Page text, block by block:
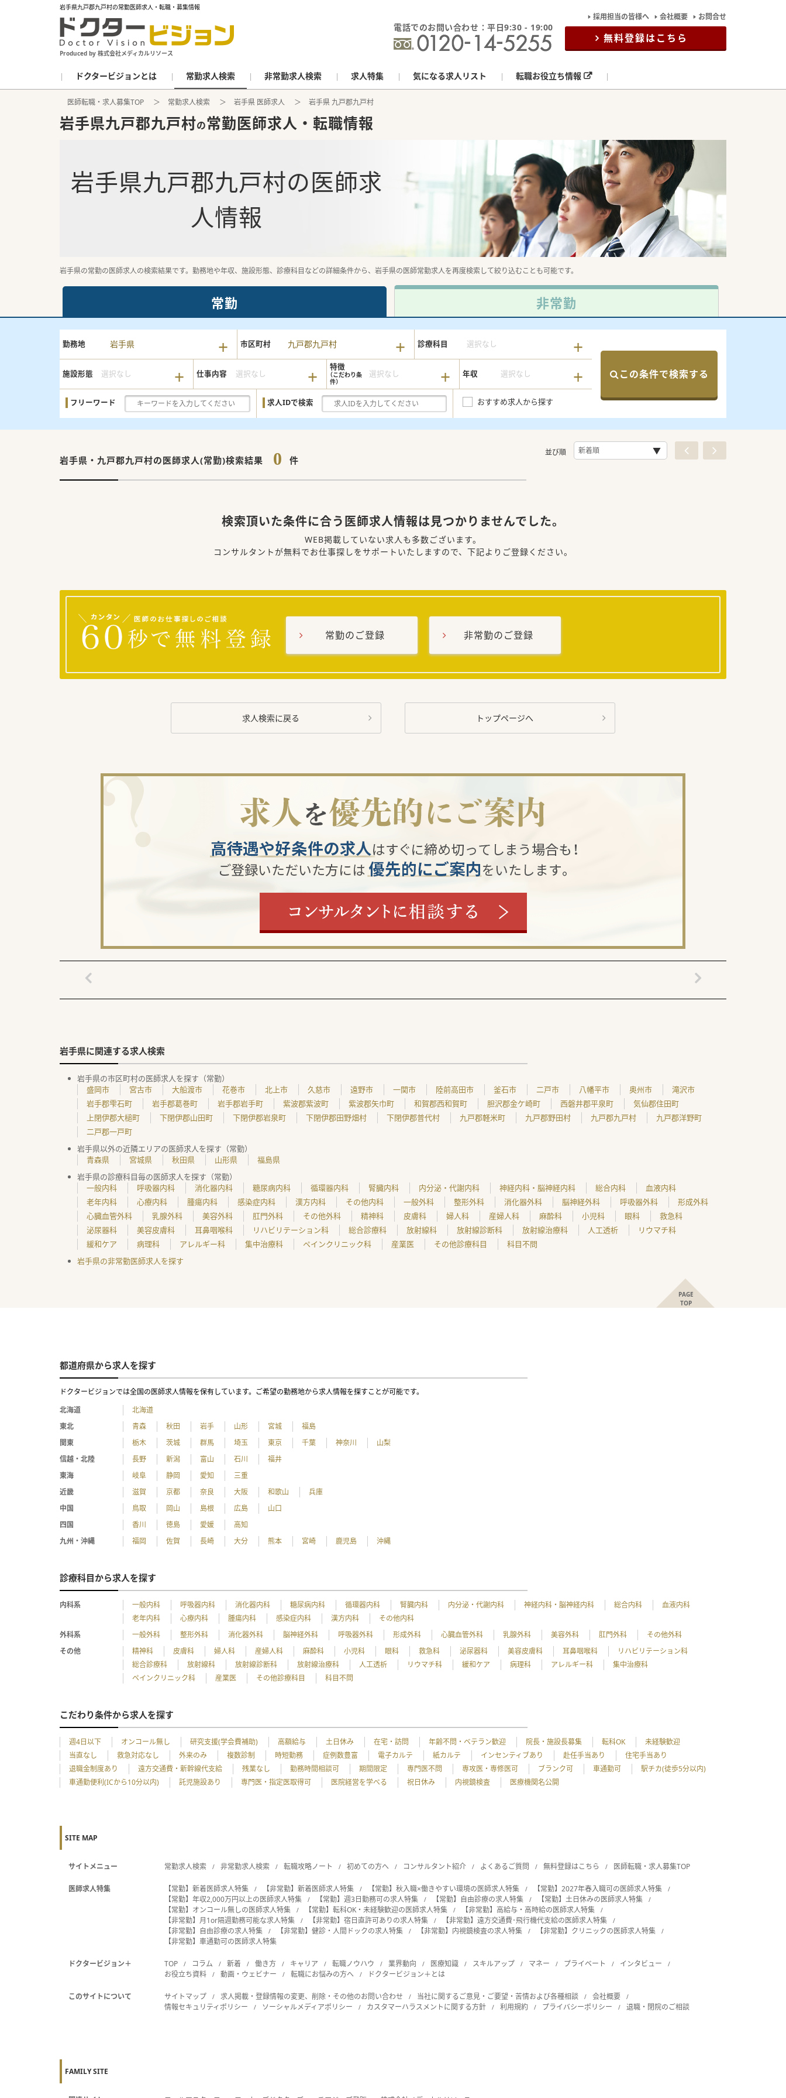
岩手県九戸郡九戸村の常勤医師求人・転職・募集情報
Produced by 株式会社メディカルリソース
電話でのお問い合わせ：平日9:30 - 19:00
採用担当の皆様へ 会社概要 お問合せ
無料登録はこちら
ドクタービジョンとは 常勤求人検索 非常勤求人検索 求人特集 気になる求人リスト 転職お役立ち情報
医師転職・求人募集TOP 常勤求人検索 岩手県 医師求人 岩手県 九戸郡九戸村
岩手県九戸郡九戸村の常勤医師求人・転職情報
岩手県九戸郡九戸村の医師求
人情報
岩手県の常勤の医師求人の検索結果です。勤務地や年収、施設形態、診療科目などの詳細条件から、岩手県の医師常勤求人を再度検索して絞り込むことも可能です。
常勤 非常勤
勤務地 岩手県 市区町村 九戸郡九戸村 診療科目 選択なし
施設形態 選択なし 仕事内容 選択なし
特徴
選択なし 年収 選択なし
フリーワード 求人IDで検索 おすすめ求人から探す
この条件で検索する
岩手県・九戸郡九戸村の医師求人(常勤)検索結果 0 件
並び順
検索頂いた条件に合う医師求人情報は見つかりませんでした。
WEB掲載していない求人も多数ございます。
コンサルタントが無料でお仕事探しをサポートいたしますので、下記よりご登録ください。
常勤のご登録 非常勤のご登録
求人検索に戻る トップページへ
岩手県に関連する求人検索
岩手県の市区町村の医師求人を探す（常勤）
盛岡市
宮古市 大船渡市 花巻市 北上市 久慈市 遠野市 一関市 陸前高田市 釜石市 二戸市 八幡平市 奥州市
滝沢市
岩手郡雫石町
岩手郡葛巻町 岩手郡岩手町 紫波郡紫波町 紫波郡矢巾町 和賀郡西和賀町 胆沢郡金ケ崎町 西磐井郡平泉町
気仙郡住田町
上閉伊郡大槌町
下閉伊郡山田町 下閉伊郡岩泉町 下閉伊郡田野畑村 下閉伊郡普代村 九戸郡軽米町 九戸郡野田村 九戸郡九戸村
九戸郡洋野町
二戸郡一戸町
岩手県以外の近隣エリアの医師求人を探す（常勤）
青森県
宮城県 秋田県 山形県
福島県
岩手県の診療科目毎の医師求人を探す（常勤）
一般内科
呼吸器内科 消化器内科 糖尿病内科 循環器内科 腎臓内科 内分泌・代謝内科 神経内科・脳神経内科 総合内科
血液内科
老年内科
心療内科 腫瘍内科 感染症内科 漢方内科 その他内科 一般外科 整形外科 消化器外科 脳神経外科 呼吸器外科
形成外科
心臓血管外科
乳腺外科 美容外科 肛門外科 その他外科 精神科 皮膚科 婦人科 産婦人科 麻酔科 小児科 眼科
救急科
泌尿器科
美容皮膚科 耳鼻咽喉科 リハビリテーション科 総合診療科 放射線科 放射線診断科 放射線治療科 人工透析
リウマチ科
緩和ケア
病理科 アレルギー科 集中治療科 ペインクリニック科 産業医 その他診療科目
科目不問
岩手県の非常勤医師求人を探す
PAGE
TOP
都道府県から求人を探す
ドクタービジョンでは全国の医師求人情報を保有しています。ご希望の勤務地から求人情報を探すことが可能です。
北海道
北海道
東北
青森 秋田 岩手 山形 宮城
福島
関東
栃木 茨城 群馬 埼玉 東京 千葉 神奈川
山梨
信越・北陸
長野 新潟 富山 石川
福井
東海
岐阜 静岡 愛知
三重
近畿
滋賀 京都 奈良 大阪 和歌山
兵庫
中国
鳥取 岡山 島根 広島
山口
四国
香川 徳島 愛媛
高知
九州・沖縄
福岡 佐賀 長崎 大分 熊本 宮崎 鹿児島 沖縄
診療科目から求人を探す
内科系 一般内科 呼吸器内科 消化器内科 糖尿病内科 循環器内科 腎臓内科 内分泌・代謝内科 神経内科・脳神経内科 総合内科
血液内科
老年内科
心療内科 腫瘍内科 感染症内科 漢方内科
その他内科
外科系
一般外科 整形外科 消化器外科 脳神経外科 呼吸器外科 形成外科 心臓血管外科 乳腺外科 美容外科 肛門外科
その他外科
その他
精神科 皮膚科 婦人科 産婦人科 麻酔科 小児科 眼科 救急科 泌尿器科 美容皮膚科 耳鼻咽喉科
リハビリテーション科
総合診療科
放射線科 放射線診断科 放射線治療科 人工透析 リウマチ科 緩和ケア 病理科 アレルギー科
集中治療科
ペインクリニック科
産業医 その他診療科目 科目不問
こだわり条件から求人を探す
週4日以下 オンコール無し 研究支援(学会費補助) 高額給与 土日休み 在宅・訪問 年齢不問・ベテラン歓迎 院長・施設長募集 転科OK
未経験歓迎
当直なし
救急対応なし 外来のみ 複数診制 時短勤務 症例数豊富 電子カルテ 紙カルテ インセンティブあり 赴任手当あり
住宅手当あり
退職金制度あり
遠方交通費・新幹線代支給 残業なし 勤務時間相談可 期間限定 専門医不問 専攻医・専修医可 ブランク可 車通勤可
駅チカ(徒歩5分以内)
車通勤便利(ICから10分以内)
託児施設あり 専門医・指定医取得可 医院経営を学べる 祝日休み 内視鏡検査 医療機関名公開
SITE MAP
サイトメニュー 常勤求人検索 非常勤求人検索 転職攻略ノート 初めての方へ コンサルタント紹介 よくあるご質問 無料登録はこちら 医師転職・求人募集TOP
医師求人特集 【常勤】新着医師求人特集 【非常勤】新着医師求人特集 【常勤】秋入職×働きやすい環境の医師求人特集
【常勤】2027年春入職可の医師求人特集
【常勤】年収2,000万円以上の医師求人特集
【常勤】週3日勤務可の求人特集 【常勤】自由診療の求人特集
【常勤】土日休みの医師求人特集
【常勤】オンコール無しの医師求人特集
【常勤】転科OK・未経験歓迎の医師求人特集
【非常勤】高給与・高時給の医師求人特集
【非常勤】月1or隔週勤務可能な求人特集
【非常勤】宿日直許可ありの求人特集
【非常勤】遠方交通費･飛行機代支給の医師求人特集
【非常勤】自由診療の求人特集
【非常勤】健診・人間ドックの求人特集 【非常勤】内視鏡検査の求人特集
【非常勤】クリニックの医師求人特集
【非常勤】車通勤可の医師求人特集
ドクタービジョン＋ TOP コラム 新着 働き方 キャリア 転職ノウハウ 業界動向 医療知識 スキルアップ マネー プライベート
インタビュー
お役立ち資料
動画・ウェビナー 転職にお悩みの方へ ドクタービジョン＋とは
このサイトについて サイトマップ 求人掲載・登録情報の変更、削除・その他のお問い合わせ 当社に関するご意見・ご要望・苦情および各種相談
会社概要
情報セキュリティポリシー
ソーシャルメディアポリシー カスタマーハラスメントに関する方針 利用規約 プライバシーポリシー 退職・閉院のご相談
FAMILY SITE